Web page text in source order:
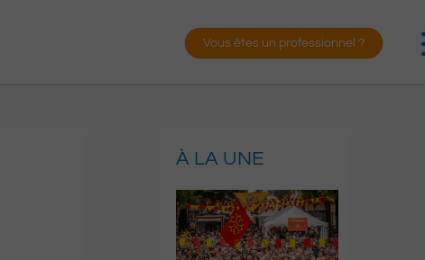
Vous êtes un professionnel ?
À LA UNE